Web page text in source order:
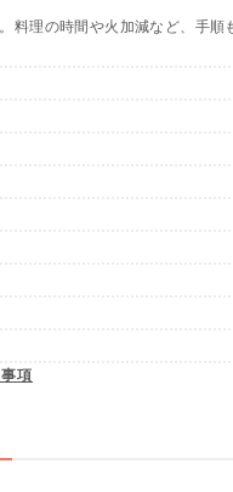
料理の時間や火加減など、手順
項